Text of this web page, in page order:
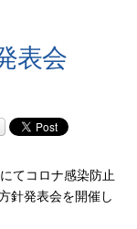
表会
てコロナ感染防止
針発表会を開催し